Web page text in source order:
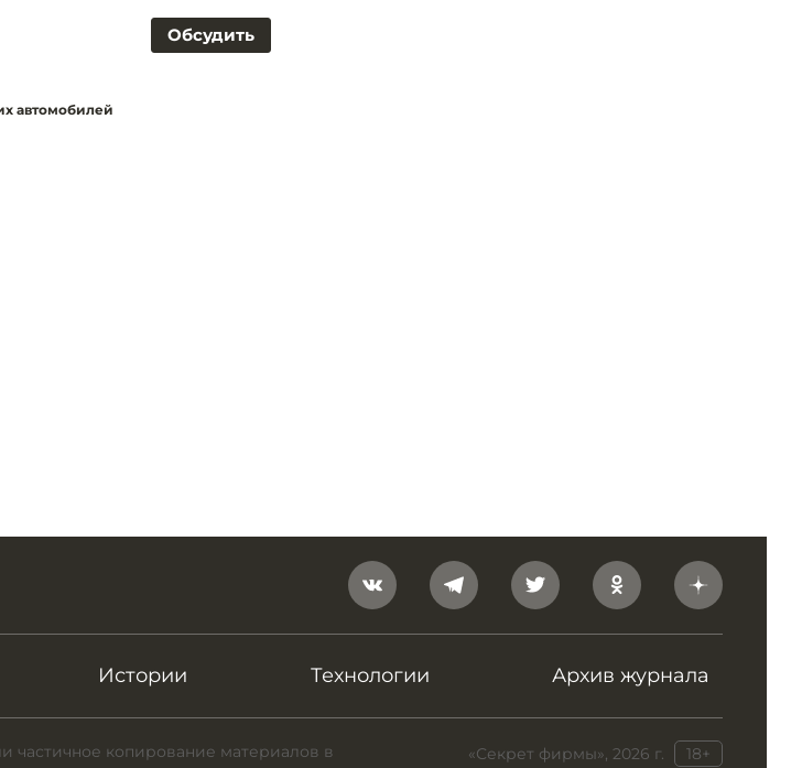
Обсудить
автомобилей
Истории Технологии Архив журнала
«Секрет фирмы», 2026 г. 18+
частичное копирование материалов в